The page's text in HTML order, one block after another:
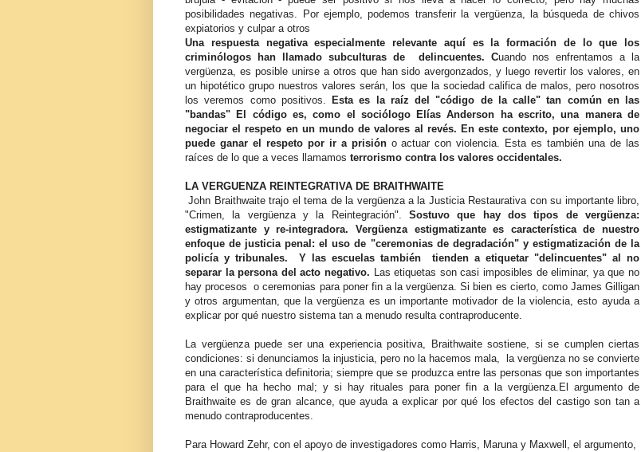
posibilidades negativas. Por ejemplo, podemos transferir la vergüenza, la búsqueda de chivos
expiatorios y culpar a otros
Una respuesta negativa especialmente relevante aquí es la formación de lo que los
criminólogos han llamado subculturas de delincuentes. Cuando nos enfrentamos a la
vergüenza, es posible unirse a otros que han sido avergonzados, y luego revertir los valores, en
un hipotético grupo nuestros valores serán, los que la sociedad califica de malos, pero nosotros
los veremos como positivos.
Esta es la raíz del "código de la calle" tan común en las
"bandas" El código es, como el sociólogo Elías Anderson ha escrito, una manera de
negociar el respeto en un mundo de valores al revés. En este contexto, por ejemplo, uno
puede ganar el respeto por ir a prisión o actuar con violencia. Esta es también una de las
raíces de lo que a veces llamamos terrorismo contra los valores occidentales.
LA VERGUENZA REINTEGRATIVA DE BRAITHWAITE
John Braithwaite trajo el tema de la vergüenza a la Justicia Restaurativa con su importante libro,
"Crimen, la vergüenza y la Reintegración". Sostuvo que hay dos tipos de vergüenza:
estigmatizante y re-integradora. Vergüenza estigmatizante es característica de nuestro
enfoque de justicia penal: el uso de "ceremonias de degradación" y estigmatización de la
policía y tribunales. Y las escuelas también tienden a etiquetar "delincuentes" al no
separar la persona del acto negativo. Las etiquetas son casi imposibles de eliminar, ya que no
hay procesos o ceremonias para poner fin a la vergüenza. Si bien es cierto, como James Gilligan
y otros argumentan, que la vergüenza es un importante motivador de la violencia, esto ayuda a
explicar por qué nuestro sistema tan a menudo resulta contraproducente.
La vergüenza puede ser una experiencia positiva, Braithwaite sostiene, si se cumplen ciertas
condiciones: si denunciamos la injusticia, pero no la hacemos mala, la vergüenza no se convierte
en una característica definitoria; siempre que se produzca entre las personas que son importantes
para el que ha hecho mal; y si hay rituales para poner fin a la vergüenza.El argumento de
Braithwaite es de gran alcance, que ayuda a explicar por qué los efectos del castigo son tan a
menudo contraproducentes.
Para Howard Zehr, con el apoyo de investigadores como Harris, Maruna y Maxwell, el argumento,